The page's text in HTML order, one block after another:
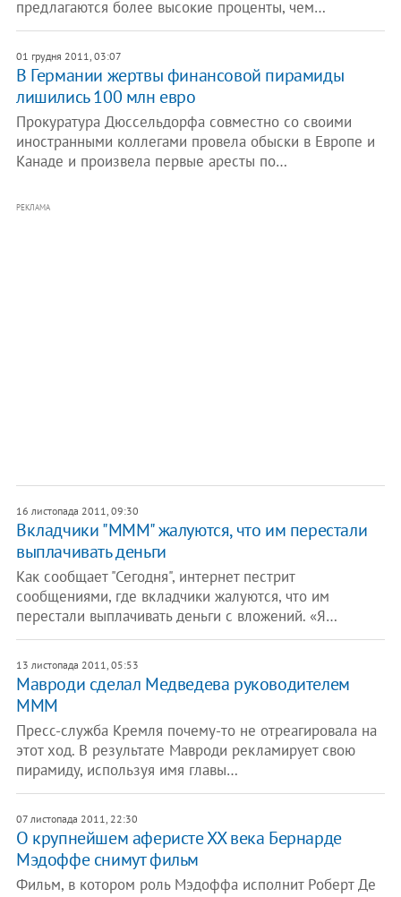
предлагаются более высокие проценты, чем…
01 грудня 2011, 03:07
​В Германии жертвы финансовой пирамиды
лишились 100 млн евро
Прокуратура Дюссельдорфа совместно со своими
иностранными коллегами провела обыски в Европе и
Канаде и произвела первые аресты по…
РЕКЛАМА
16 листопада 2011, 09:30
Вкладчики "МММ" жалуются, что им перестали
выплачивать деньги
Как сообщает "Сегодня", интернет пестрит
сообщениями, где вкладчики жалуются, что им
перестали выплачивать деньги с вложений. «Я…
13 листопада 2011, 05:53
​Мавроди сделал Медведева руководителем
МММ
Пресс-служба Кремля почему-то не отреагировала на
этот ход. В результате Мавроди рекламирует свою
пирамиду, используя имя главы…
07 листопада 2011, 22:30
О крупнейшем аферисте ХХ века Бернарде
Мэдоффе снимут фильм
Фильм, в котором роль Мэдоффа исполнит Роберт Де